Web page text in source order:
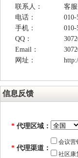
联系人：
客
电话：
010-
手机：
010-
QQ：
Email：
网址：
信息反馈
* 代理区域：
* 代理渠道：
会议营
社区康